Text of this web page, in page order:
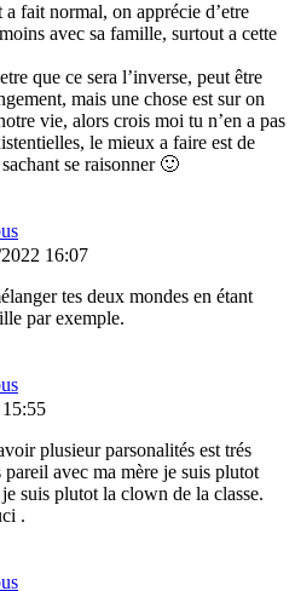
a fait normal, on apprécie d’etre
avec sa famille, surtout a cette
que ce sera l’inverse, peut être
mais une chose est sur on
vie, alors crois moi tu n’en a pas
le mieux a faire est de
se raisonner 🙂
16:07
tes deux mondes en étant
par exemple.
plusieur parsonalités est trés
avec ma mère je suis plutot
suis plutot la clown de la classe.
.